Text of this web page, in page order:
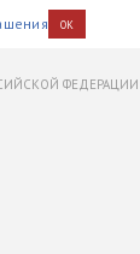
OK
ФЕДЕРАЦИИ